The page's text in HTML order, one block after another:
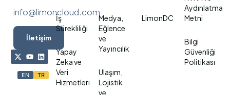
info@limoncloud.com
İletişim
EN TR
İş
Sürekliliği
Yapay
Zeka ve
Veri
Hizmetleri
Medya,
Eğlence
ve
Yayıncılık
Ulaşım,
Lojistik
ve
LimonDC
Aydınlatma
Metni
Bilgi
Güvenliği
Politikası